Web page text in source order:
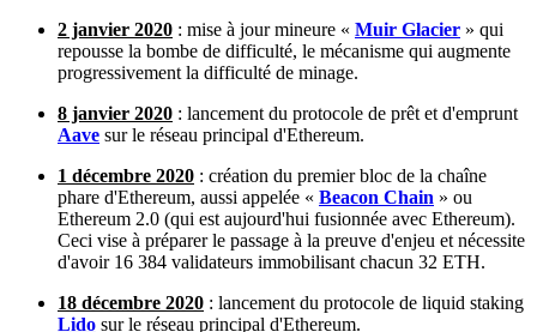
2 janvier 2020 : mise à jour mineure « Muir Glacier » qui
repousse la bombe de difficulté, le mécanisme qui augmente
progressivement la difficulté de minage.
8 janvier 2020 : lancement du protocole de prêt et d'emprunt
Aave sur le réseau principal d'Ethereum.
1 décembre 2020 : création du premier bloc de la chaîne
phare d'Ethereum, aussi appelée « Beacon Chain » ou
Ethereum 2.0 (qui est aujourd'hui fusionnée avec Ethereum).
Ceci vise à préparer le passage à la preuve d'enjeu et nécessite
d'avoir 16 384 validateurs immobilisant chacun 32 ETH.
18 décembre 2020 : lancement du protocole de liquid staking
Lido sur le réseau principal d'Ethereum.